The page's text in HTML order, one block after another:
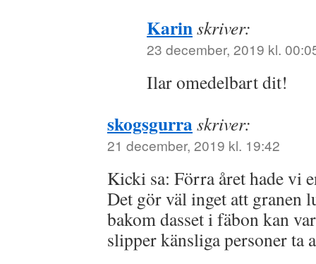
Karinskriver:
23 december, 2019 kl.
Ilar omedelbart dit!
skogsgurraskriver:
21 december, 2019 kl. 19:42
Kicki sa: Förra året hade vi
Det gör väl inget att granen
bakom dasset i fäbon kan
slipper känsliga personer ta